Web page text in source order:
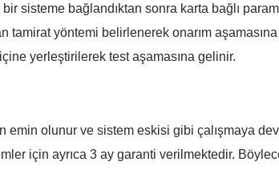
sisteme bağlandıktan sonra karta bağlı
yöntemi belirlenerek onarım
yerleştirilerek test aşamasına gelinir.
emin olunur ve sistem eskisi gibi çalışmaya
için ayrıca 3 ay garanti verilmektedir.